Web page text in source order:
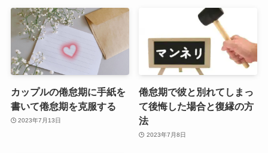
カップルの倦怠期に手紙を
書いて倦怠期を克服する
2023年7月13日
倦怠期で彼と別れてしまっ
て後悔した場合と復縁の方
法
2023年7月8日